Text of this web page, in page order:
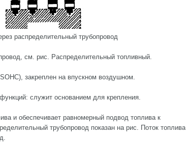
распределительный трубопровод
см. рис. Распределительный топливный.
закреплен на впускном воздушном.
служит основанием для крепления.
и обеспечивает равномерный подвод топлива к
трубопровод показан на рис. Поток топлива